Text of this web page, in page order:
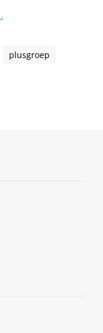
plusgroep
in een nieuw
opent in een
Link opent